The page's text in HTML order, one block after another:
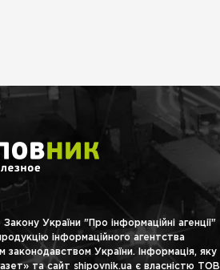
України "Про інформаційні агенції"
інформаційного агентства
законодавством України. Інформація, яку
та сайт shipovnik.ua є власністю ТОВ